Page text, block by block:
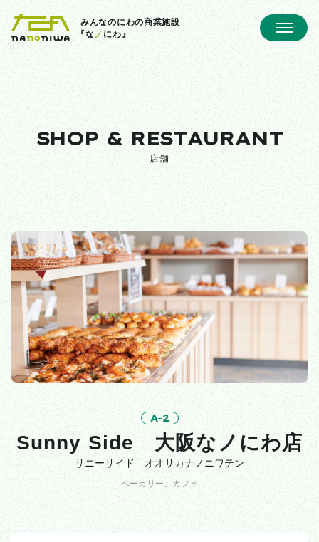
みんなのにわの商業施設
『なノ にわ』
SHOP & RESTAURANT
店舗
A-2
Sunny Side 大阪なノにわ店
サニーサイド オオサカナノニワテン
ベーカリー、カフェ